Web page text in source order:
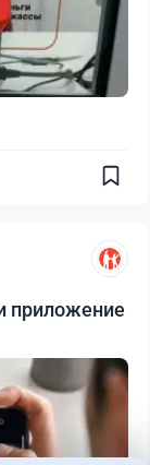
приложение